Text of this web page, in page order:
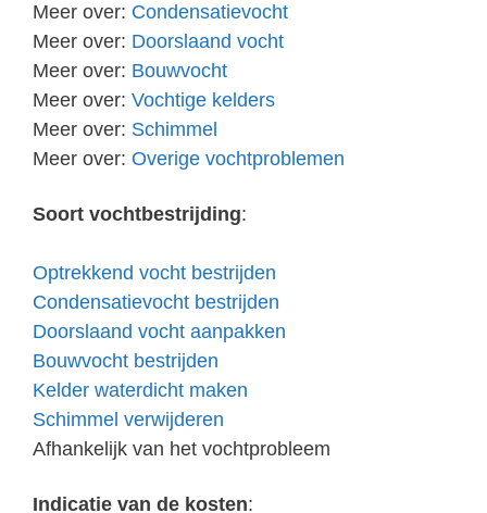
Meer over: Condensatievocht
Meer over: Doorslaand vocht
Meer over: Bouwvocht
Meer over: Vochtige kelders
Meer over: Schimmel
Meer over: Overige vochtproblemen
Soort vochtbestrijding:
Optrekkend vocht bestrijden
Condensatievocht bestrijden
Doorslaand vocht aanpakken
Bouwvocht bestrijden
Kelder waterdicht maken
Schimmel verwijderen
Afhankelijk van het vochtprobleem
Indicatie van de kosten: